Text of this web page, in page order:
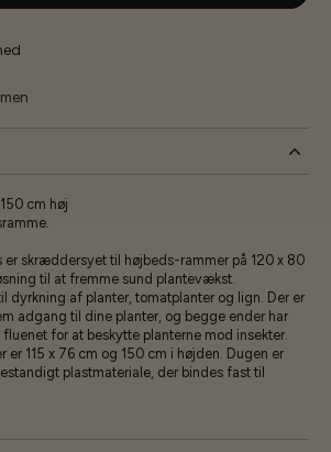
cm høj
er skræddersyet til højbeds-rammer på 120 x 80
til at fremme sund plantevækst.
dyrkning af planter, tomatplanter og lign. Der er
adgang til dine planter, og begge ender har
for at beskytte planterne mod insekter.
er 115 x 76 cm og 150 cm i højden. Dugen er
plastmateriale, der bindes fast til